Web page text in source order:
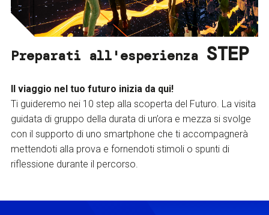
Preparati all'esperienza STEP
Il viaggio nel tuo futuro inizia da qui!
Ti guideremo nei 10 step alla scoperta del Futuro. La visita
guidata di gruppo della durata di un’ora e mezza si svolge
con il supporto di uno smartphone che ti accompagnerà
mettendoti alla prova e fornendoti stimoli o spunti di
riflessione durante il percorso.